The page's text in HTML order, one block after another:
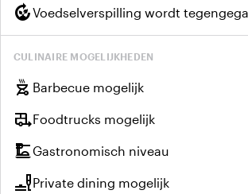
compostVoedselverspilling wordt
CULINAIRE MOGELIJKHEDEN
outdoor_grill Barbecue mogelijk
rv_hookupFoodtrucks mogelijk
dinner_diningGastronomisch niveau
brunch_diningPrivate dining mogelijk